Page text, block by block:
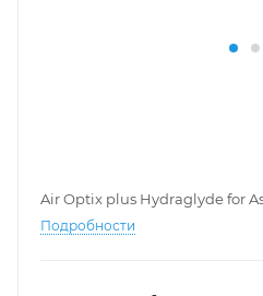
Air Optix plus Hydraglyde for
Подробности